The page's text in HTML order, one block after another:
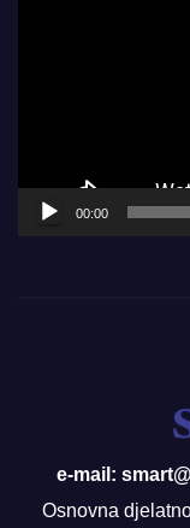
00:00
e-mail:
Osnovna